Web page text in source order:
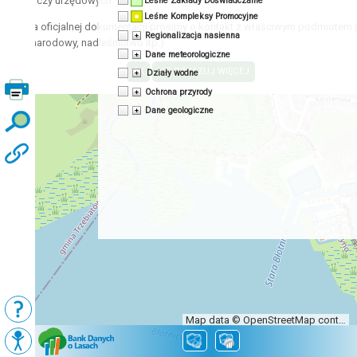
Map data © OpenStreetMap contributors, CC-BY-SA
Podkłady
Leśne Kompleksy Promocyjne
Regionalizacja nasienna
Dane meteorologiczne
Działy wodne
Ochrona przyrody
Dane geologiczne
oficjalnej dokumentacji prosimy o kontakt z właściwym podmiotem
park narodowy, nadleśnictwo itp.)